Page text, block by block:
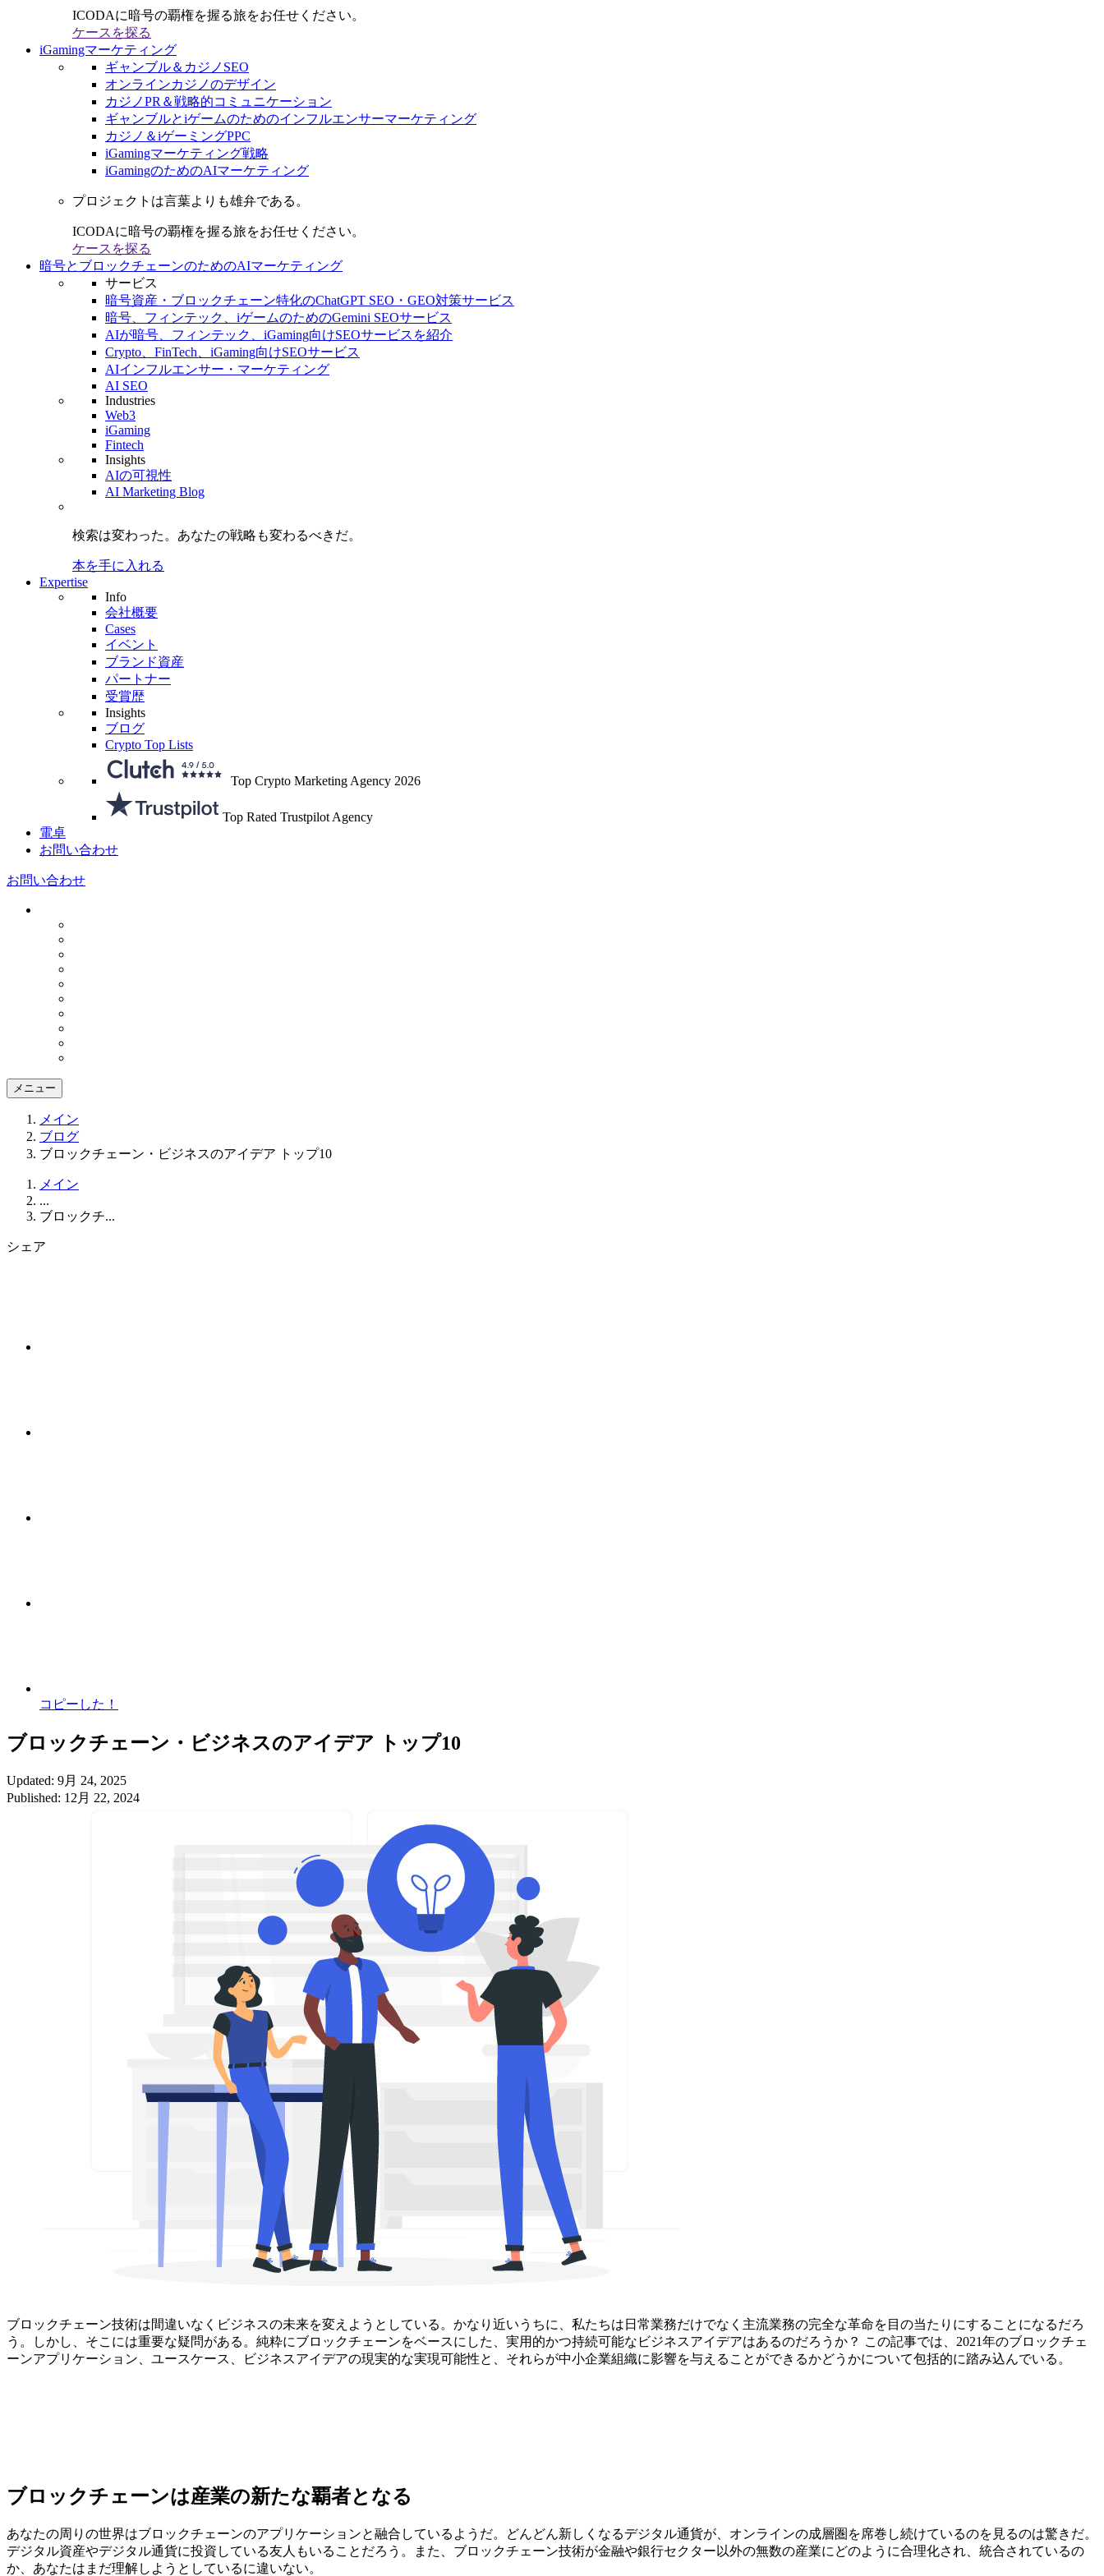
ICODAに暗号の覇権を握る旅をお任せください。
ケースを探る
iGamingマーケティング
ギャンブル＆カジノSEO
オンラインカジノのデザイン
カジノPR＆戦略的コミュニケーション
ギャンブルとiゲームのためのインフルエンサーマーケティング
カジノ＆iゲーミングPPC
iGamingマーケティング戦略
iGamingのためのAIマーケティング
プロジェクトは言葉よりも雄弁である。
ICODAに暗号の覇権を握る旅をお任せください。
ケースを探る
暗号とブロックチェーンのためのAIマーケティング
サービス
暗号資産・ブロックチェーン特化のChatGPT SEO・GEO対策サービス
暗号、フィンテック、iゲームのためのGemini SEOサービス
AIが暗号、フィンテック、iGaming向けSEOサービスを紹介
Crypto、FinTech、iGaming向けSEOサービス
AIインフルエンサー・マーケティング
AI SEO
Industries
Web3
iGaming
Fintech
Insights
AIの可視性
AI Marketing Blog
検索は変わった。 あなたの戦略も変わるべきだ。
本を手に入れる
Expertise
Info
会社概要
Cases
イベント
ブランド資産
パートナー
受賞歴
Insights
ブログ
Crypto Top Lists
Top Crypto Marketing Agency 2026
Top Rated Trustpilot Agency
電卓
お問い合わせ
お問い合わせ
メニュー
メイン
ブログ
ブロックチェーン・ビジネスのアイデア トップ10
メイン
...
ブロックチ...
シェア
コピーした！
ブロックチェーン・ビジネスのアイデア トップ10
Updated: 9月 24, 2025
Published: 12月 22, 2024
ブロックチェーン技術は間違いなくビジネスの未来を変えようとしている。かなり近いうちに、私たちは日常業務だけでなく主流業務の完全な革命を目の当たりにすることになるだろ
う。しかし、そこには重要な疑問がある。純粋にブロックチェーンをベースにした、実用的かつ持続可能なビジネスアイデアはあるのだろうか？ この記事では、2021年のブロックチェ
ーンアプリケーション、ユースケース、ビジネスアイデアの現実的な実現可能性と、それらが中小企業組織に影響を与えることができるかどうかについて包括的に踏み込んでいる。
ブロックチェーンは産業の新たな覇者となる
あなたの周りの世界はブロックチェーンのアプリケーションと融合しているようだ。どんどん新しくなるデジタル通貨が、オンラインの成層圏を席巻し続けているのを見るのは驚きだ。
デジタル資産やデジタル通貨に投資している友人もいることだろう。また、ブロックチェーン技術が金融や銀行セクター以外の無数の産業にどのように合理化され、統合されているの
か、あなたはまだ理解しようとしているに違いない。